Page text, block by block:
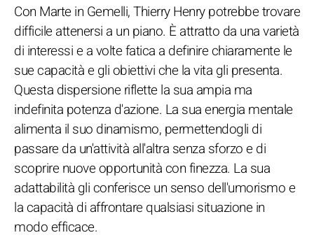
Con Marte in Gemelli, Thierry Henry potrebbe trovare
difficile attenersi a un piano. È attratto da una varietà
di interessi e a volte fatica a definire chiaramente le
sue capacità e gli obiettivi che la vita gli presenta.
Questa dispersione riflette la sua ampia ma
indefinita potenza d'azione. La sua energia mentale
alimenta il suo dinamismo, permettendogli di
passare da un'attività all'altra senza sforzo e di
scoprire nuove opportunità con finezza. La sua
adattabilità gli conferisce un senso dell'umorismo e
la capacità di affrontare qualsiasi situazione in
modo efficace.